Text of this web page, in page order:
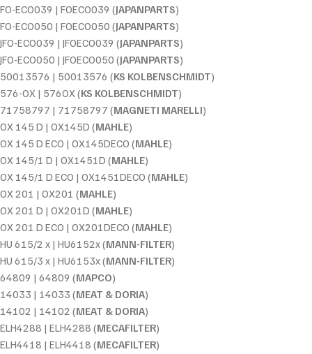
FO-ECO039 | FOECO039 (JAPANPARTS)
FO-ECO050 | FOECO050 (JAPANPARTS)
JFO-ECO039 | JFOECO039 (JAPANPARTS)
JFO-ECO050 | JFOECO050 (JAPANPARTS)
50013576 | 50013576 (KS KOLBENSCHMIDT)
576-OX | 576OX (KS KOLBENSCHMIDT)
71758797 | 71758797 (MAGNETI MARELLI)
OX 145 D | OX145D (MAHLE)
OX 145 D ECO | OX145DECO (MAHLE)
OX 145/1 D | OX1451D (MAHLE)
OX 145/1 D ECO | OX1451DECO (MAHLE)
OX 201 | OX201 (MAHLE)
OX 201 D | OX201D (MAHLE)
OX 201 D ECO | OX201DECO (MAHLE)
HU 615/2 x | HU6152x (MANN-FILTER)
HU 615/3 x | HU6153x (MANN-FILTER)
64809 | 64809 (MAPCO)
14033 | 14033 (MEAT & DORIA)
14102 | 14102 (MEAT & DORIA)
ELH4288 | ELH4288 (MECAFILTER)
ELH4418 | ELH4418 (MECAFILTER)